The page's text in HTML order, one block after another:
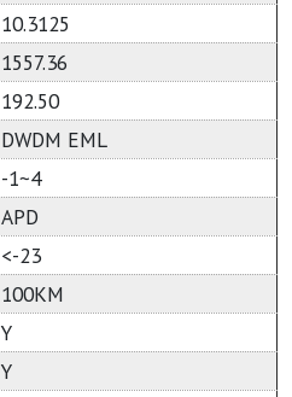
10.3125
1557.36
192.50
DWDM EML
-1~4
APD
<-23
100KM
Y
Y